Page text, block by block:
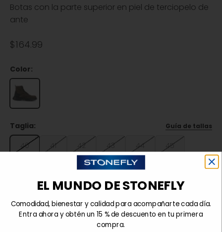
Botas con la parte superior en piel de terciopelo de
ante
Precio de oferta
$164.99
Color:
Taglia: Guía de tallas
40 41 42 43 44 45
Agotado
EL MUNDO DE STONEFLY
Comodidad, bienestar y calidad para acompañarte cada día.
Entra ahora y obtén un 15 % de descuento en tu primera
compra.